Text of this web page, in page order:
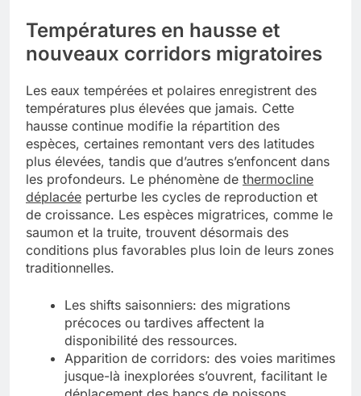
Températures en hausse et
nouveaux corridors migratoires
Les eaux tempérées et polaires enregistrent des
températures plus élevées que jamais. Cette
hausse continue modifie la répartition des
espèces, certaines remontant vers des latitudes
plus élevées, tandis que d’autres s’enfoncent dans
les profondeurs. Le phénomène de thermocline
déplacée perturbe les cycles de reproduction et
de croissance. Les espèces migratrices, comme le
saumon et la truite, trouvent désormais des
conditions plus favorables plus loin de leurs zones
traditionnelles.
Les shifts saisonniers: des migrations
précoces ou tardives affectent la
disponibilité des ressources.
Apparition de corridors: des voies maritimes
jusque-là inexplorées s’ouvrent, facilitant le